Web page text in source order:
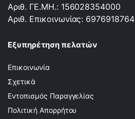
Αριθ. ΓΕ.ΜΗ.: 156028354000
Αριθ. Επικοινωνίας: 6976918764
Εξυπηρέτηση πελατών
Επικοινωνία
Σχετικά
Εντοπισμός Παραγγελίας
Πολιτική Απορρήτου